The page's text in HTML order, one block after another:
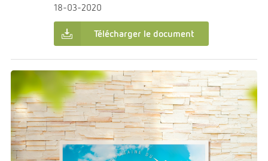
18-03-2020
Télécharger le document